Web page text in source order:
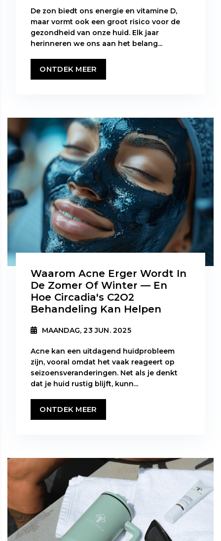
De zon biedt ons energie en vitamine D,
maar vormt ook een groot risico voor de
gezondheid van onze huid. Elk jaar
herinneren we ons aan het belang...
ONTDEK MEER
Waarom Acne Erger Wordt In
De Zomer Of Winter — En
Hoe Circadia's C2O2
Behandeling Kan Helpen
MAANDAG, 23 JUN. 2025
Acne kan een uitdagend huidprobleem
zijn, vooral omdat het vaak reageert op
seizoensveranderingen. Net als je denkt
dat je huid rustig blijft, kunn...
ONTDEK MEER